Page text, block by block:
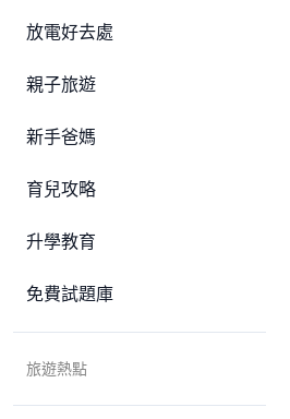
放電好去處
親子旅遊
新手爸媽
育兒攻略
升學教育
免費試題庫
旅遊熱點